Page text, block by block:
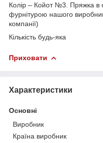
Колір – Койот №3. Пряжка в
фурнітурою нашого
компанії)
Кількість будь-яка
Приховати
Характеристики
Основні
Виробник
Країна виробник